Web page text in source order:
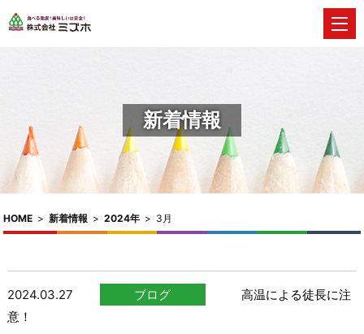
新着情報
HOME > 新着情報 > 2024年 > 3月
2024.03.27 ブログ
高温による徒長に注
意！